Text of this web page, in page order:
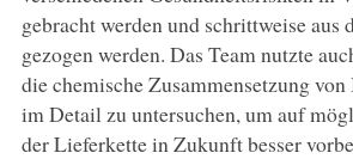
gebracht werden und schrittweise aus
gezogen werden. Das Team nutzte
die chemische Zusammensetzung
im Detail zu untersuchen, um auf
der Lieferkette in Zukunft besser